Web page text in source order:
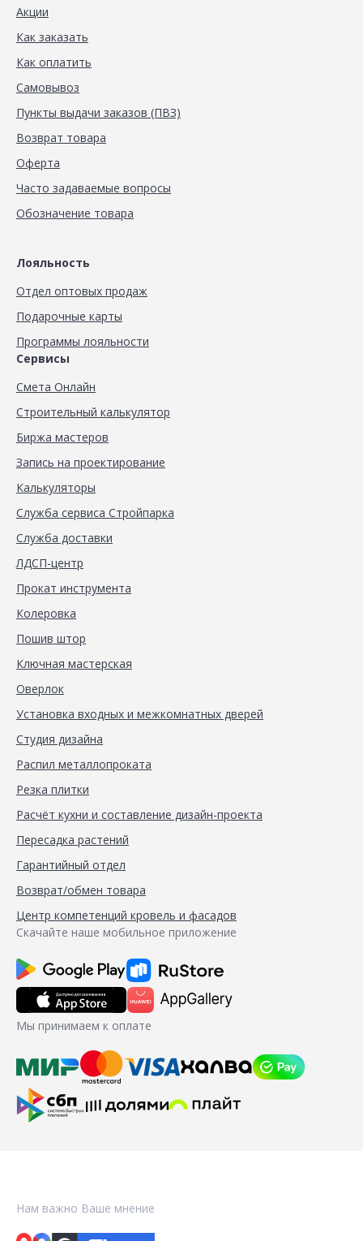
Акции
Как заказать
Как оплатить
Самовывоз
Пункты выдачи заказов (ПВЗ)
Возврат товара
Оферта
Часто задаваемые вопросы
Обозначение товара
Лояльность
Отдел оптовых продаж
Подарочные карты
Программы лояльности
Сервисы
Смета Онлайн
Строительный калькулятор
Биржа мастеров
Запись на проектирование
Калькуляторы
Служба сервиса Стройпарка
Служба доставки
ЛДСП-центр
Прокат инструмента
Колеровка
Пошив штор
Ключная мастерская
Оверлок
Установка входных и межкомнатных дверей
Студия дизайна
Распил металлопроката
Резка плитки
Расчёт кухни и составление дизайн-проекта
Пересадка растений
Гарантийный отдел
Возврат/обмен товара
Центр компетенций кровель и фасадов
Скачайте наше мобильное приложение
Мы принимаем к оплате
Нам важно Ваше мнение